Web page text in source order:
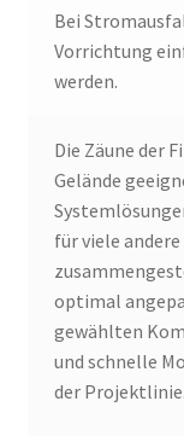
Bei
Vorrichtung
werden.
Die Zäune der
Gelände
für viele
optimal
gewählten
und schnelle
der Projektlinie.